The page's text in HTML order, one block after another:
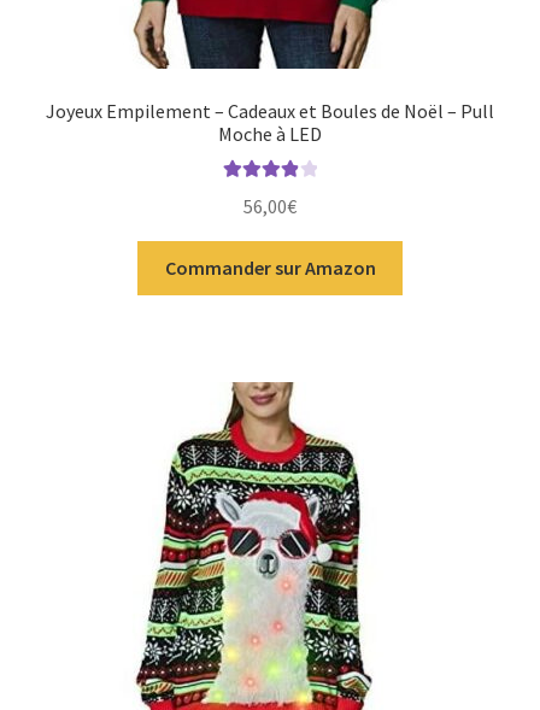
Joyeux Empilement – Cadeaux et Boules de Noël – Pull
Moche à LED
sur 5
56,00€
Commander sur Amazon